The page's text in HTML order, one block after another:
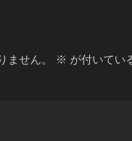
せん。 ※ が付いてい